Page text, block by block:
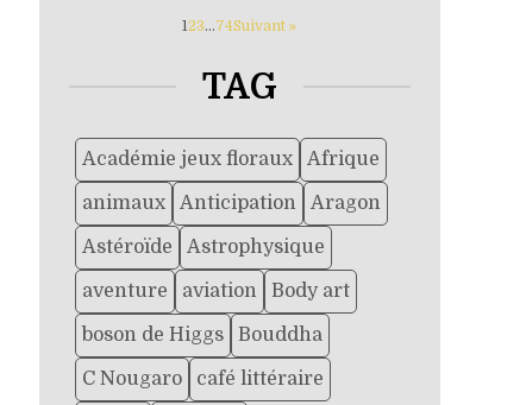
123…74Suivant »
TAG
Académie jeux floraux Afrique
animaux Anticipation Aragon
Astéroïde Astrophysique
aventure aviation Body art
boson de Higgs Bouddha
C Nougaro café littéraire